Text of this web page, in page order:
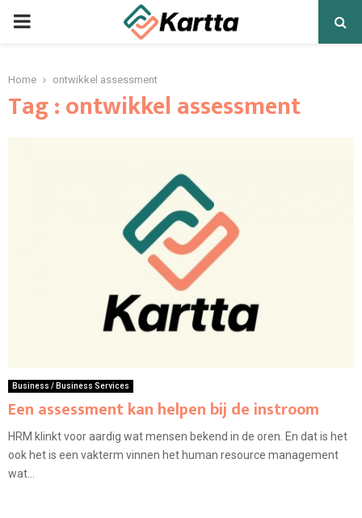
PRIMARY
Home ontwikkel assessment
Tag : ontwikkel assessment
Business / Business Services
Een assessment kan helpen bij de instroom
HRM klinkt voor aardig wat mensen bekend in de oren. En dat is het
ook het is een vakterm vinnen het human resource management
wat...